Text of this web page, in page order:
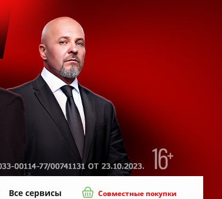
Все сервисы Совместные покупки